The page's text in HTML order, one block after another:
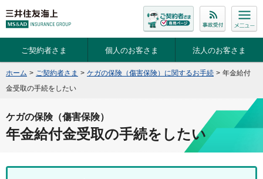
ご契約者さま 個人のお客さま 法人のお客さま
ホーム > ご契約者さま > ケガの保険（傷害保険）に関するお手続 > 年金給付
金受取の手続をしたい
ケガの保険（傷害保険）
年金給付金受取の手続をしたい